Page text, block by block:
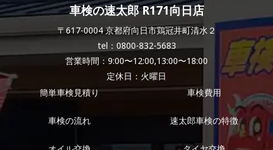
車検の速太郎 R171向日店
〒617-0004 京都府向日市鶏冠井町清水２
tel：0800-832-5683
営業時間：9:00〜12:00,13:00〜18:00
定休日：火曜日
簡単車検見積り
車検費用
車検の流れ 速太郎車検の特徴